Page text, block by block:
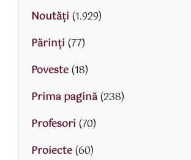
Noutăți (1.929)
Părinţi (77)
Poveste(18)
Prima pagină(238)
Profesori (70)
Proiecte(60)